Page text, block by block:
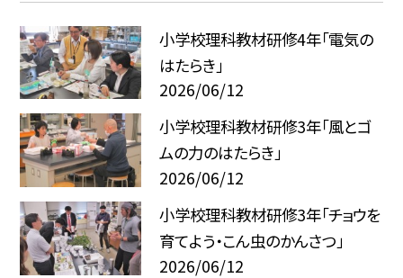
小学校理科教材研修4年「電気の
はたらき」
2026/06/12
小学校理科教材研修3年「風とゴ
ムの力のはたらき」
2026/06/12
小学校理科教材研修3年「チョウを
育てよう・こん虫のかんさつ」
2026/06/12